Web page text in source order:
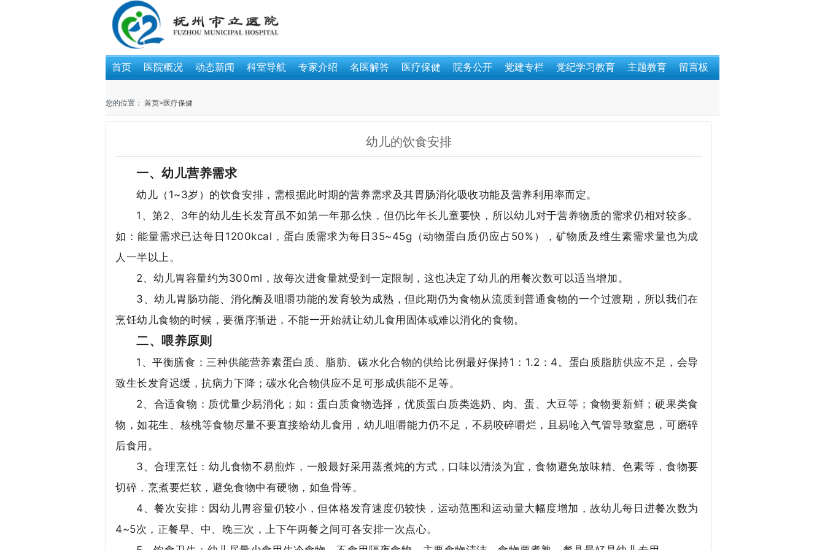
首页 医院概况 动态新闻 科室导航 专家介绍 名医解答 医疗保健 院务公开 党建专栏 党纪学习教育 主题教育 留言板
您的位置： 首页>医疗保健
幼儿的饮食安排
一、幼儿营养需求
幼儿（1~3岁）的饮食安排，需根据此时期的营养需求及其胃肠消化吸收功能及营养利用率而定。
1、第2、3年的幼儿生长发育虽不如第一年那么快，但仍比年长儿童要快，所以幼儿对于营养物质的需求仍相对较多。
如：能量需求已达每日1200kcal，蛋白质需求为每日35~45g（动物蛋白质仍应占50%），矿物质及维生素需求量也为成
人一半以上。
2、幼儿胃容量约为300ml，故每次进食量就受到一定限制，这也决定了幼儿的用餐次数可以适当增加。
3、幼儿胃肠功能、消化酶及咀嚼功能的发育较为成熟，但此期仍为食物从流质到普通食物的一个过渡期，所以我们在
烹饪幼儿食物的时候，要循序渐进，不能一开始就让幼儿食用固体或难以消化的食物。
二、喂养原则
1、平衡膳食：三种供能营养素蛋白质、脂肪、碳水化合物的供给比例最好保持1：1.2：4。蛋白质脂肪供应不足，会导
致生长发育迟缓，抗病力下降；碳水化合物供应不足可形成供能不足等。
2、合适食物：质优量少易消化；如：蛋白质食物选择，优质蛋白质类选奶、肉、蛋、大豆等；食物要新鲜；硬果类食
物，如花生、核桃等食物尽量不要直接给幼儿食用，幼儿咀嚼能力仍不足，不易咬碎嚼烂，且易呛入气管导致窒息，可磨碎
后食用。
3、合理烹饪：幼儿食物不易煎炸，一般最好采用蒸煮炖的方式，口味以清淡为宜，食物避免放味精、色素等，食物要
切碎，烹煮要烂软，避免食物中有硬物，如鱼骨等。
4、餐次安排：因幼儿胃容量仍较小，但体格发育速度仍较快，运动范围和运动量大幅度增加，故幼儿每日进餐次数为
4~5次，正餐早、中、晚三次，上下午两餐之间可各安排一次点心。